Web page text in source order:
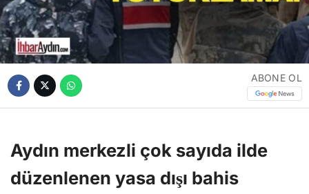
ABONE OL
Aydın merkezli çok sayıda ilde
düzenlenen yasa dışı bahis